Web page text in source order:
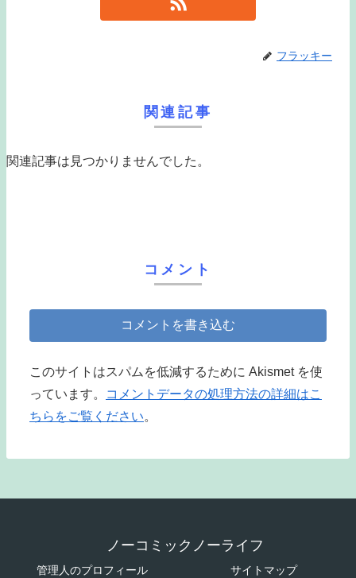
フラッキー
関連記事
関連記事は見つかりませんでした。
コメント
コメントを書き込む
このサイトはスパムを低減するために Akismet を使
っています。
コメントデータの処理方法の詳細はこ
ちらをご覧ください。
ノーコミックノーライフ
管理人のプロフィール サイトマップ